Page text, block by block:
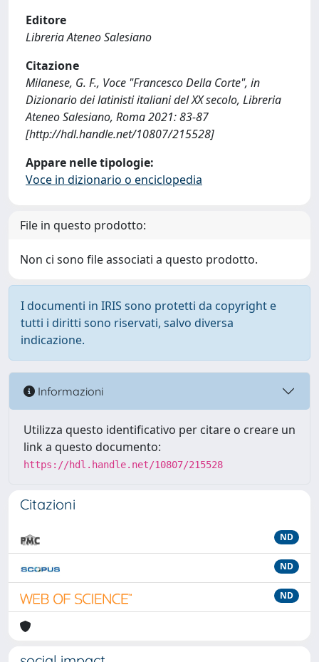
Editore
Libreria Ateneo Salesiano
Citazione
Milanese, G. F., Voce "Francesco Della Corte", in
Dizionario dei latinisti italiani del XX secolo, Libreria
Ateneo Salesiano, Roma 2021: 83-87
[http://hdl.handle.net/10807/215528]
Appare nelle tipologie:
Voce in dizionario o enciclopedia
File in questo prodotto:
Non ci sono file associati a questo prodotto.
I documenti in IRIS sono protetti da copyright e
tutti i diritti sono riservati, salvo diversa
indicazione.
Informazioni
Utilizza questo identificativo per citare o creare un
link a questo documento:
https://hdl.handle.net/10807/215528
Citazioni
ND
ND
ND